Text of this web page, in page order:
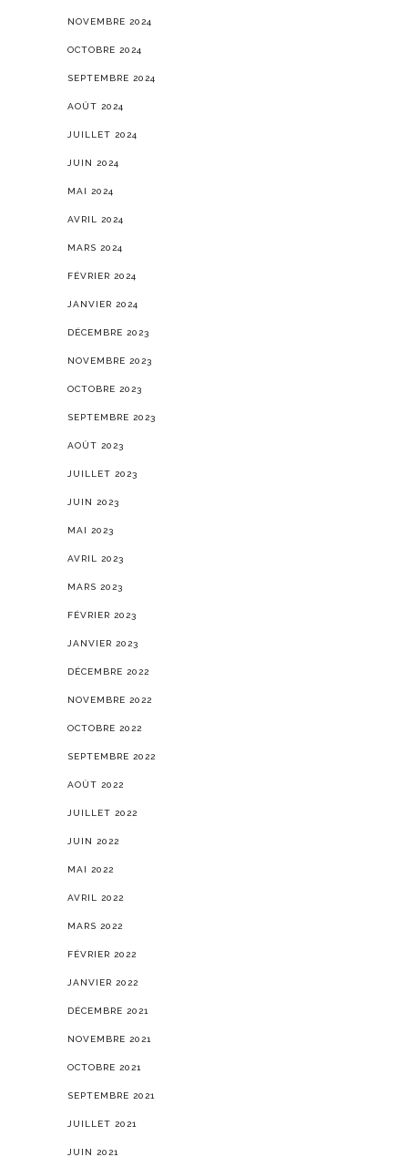
NOVEMBRE 2024
OCTOBRE 2024
SEPTEMBRE 2024
AOÛT 2024
JUILLET 2024
JUIN 2024
MAI 2024
AVRIL 2024
MARS 2024
FÉVRIER 2024
JANVIER 2024
DÉCEMBRE 2023
NOVEMBRE 2023
OCTOBRE 2023
SEPTEMBRE 2023
AOÛT 2023
JUILLET 2023
JUIN 2023
MAI 2023
AVRIL 2023
MARS 2023
FÉVRIER 2023
JANVIER 2023
DÉCEMBRE 2022
NOVEMBRE 2022
OCTOBRE 2022
SEPTEMBRE 2022
AOÛT 2022
JUILLET 2022
JUIN 2022
MAI 2022
AVRIL 2022
MARS 2022
FÉVRIER 2022
JANVIER 2022
DÉCEMBRE 2021
NOVEMBRE 2021
OCTOBRE 2021
SEPTEMBRE 2021
JUILLET 2021
JUIN 2021